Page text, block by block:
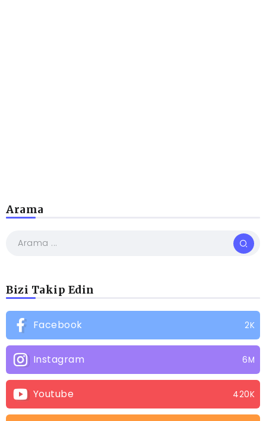
Arama
Bizi Takip Edin
Facebook 2K
Instagram 6M
Youtube 420K